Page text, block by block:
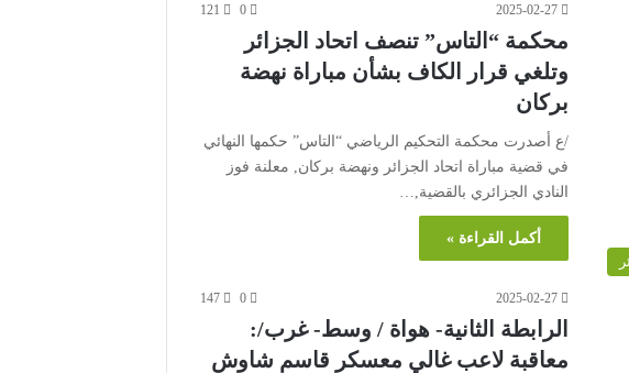
2025-02-27
0
121
محكمة “التاس” تنصف اتحاد الجزائر
وتلغي قرار الكاف بشأن مباراة نهضة
بركان
/ع أصدرت محكمة التحكيم الرياضي “التاس” حكمها النهائي
في قضية مباراة اتحاد الجزائر ونهضة بركان, معلنة فوز
النادي الجزائري بالقضية,…
أكمل القراءة »
2025-02-27
0
147
الرابطة الثانية- هواة / وسط- غرب/:
معاقبة لاعب غالي معسكر قاسم شاوش